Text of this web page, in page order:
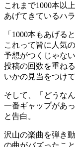
これまで1000本以
あげてきているハ
「1000本もあげる
これって皆に人気
予想がつくじゃな
投稿の回数を重ね
いかの見当をつけ
そして、「どうな
一番ギャップがあ
と告白。
沢山の楽曲を弾き
の曲がバズったこ